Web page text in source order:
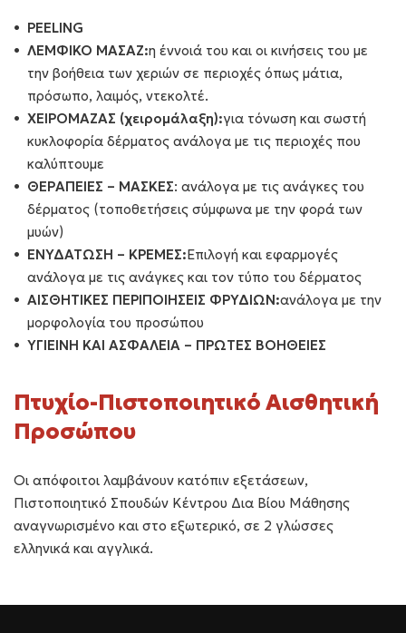
PEELING
ΛΕΜΦΙΚΟ ΜΑΣΑΖ:η έννοιά του και οι κινήσεις του με
την βοήθεια των χεριών σε περιοχές όπως μάτια,
πρόσωπο, λαιμός, ντεκολτέ.
ΧΕΙΡΟΜΑΖΑΣ (χειρομάλαξη):για τόνωση και σωστή
κυκλοφορία δέρματος ανάλογα με τις περιοχές που
καλύπτουμε
ΘΕΡΑΠΕΙΕΣ – ΜΑΣΚΕΣ: ανάλογα με τις ανάγκες του
δέρματος (τοποθετήσεις σύμφωνα με την φορά των
μυών)
ΕΝΥΔΑΤΩΣΗ – ΚΡΕΜΕΣ:Επιλογή και εφαρμογές
ανάλογα με τις ανάγκες και τον τύπο του δέρματος
ΑΙΣΘΗΤΙΚΕΣ ΠΕΡΙΠΟΙΗΣΕΙΣ ΦΡΥΔΙΩΝ:ανάλογα με την
μορφολογία του προσώπου
ΥΓΙΕΙΝΗ ΚΑΙ ΑΣΦΑΛΕΙΑ – ΠΡΩΤΕΣ ΒΟΗΘΕΙΕΣ
Πτυχίο-Πιστοποιητικό Αισθητική
Προσώπου
Οι απόφοιτοι λαμβάνουν κατόπιν εξετάσεων,
Πιστοποιητικό Σπουδών Κέντρου Δια Βίου Μάθησης
αναγνωρισμένο και στο εξωτερικό, σε 2 γλώσσες
ελληνικά και αγγλικά.